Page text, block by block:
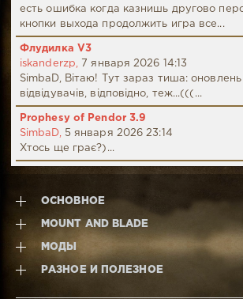
есть ошибка когда казнишь другово
кнопки выхода продолжить игра все...
Флудилка V3
iskanderzp, 7 января 2026 14:13
SimbaD, Вітаю! Тут зараз тиша:
відвідувачів, відповідно, теж...(((...
Prophesy of Pendor 3.9
SimbaD, 5 января 2026 23:14
Хтось ще грає?)...
ОСНОВНОЕ
MOUNT AND BLADE
МОДЫ
РАЗНОЕ И ПОЛЕЗНОЕ